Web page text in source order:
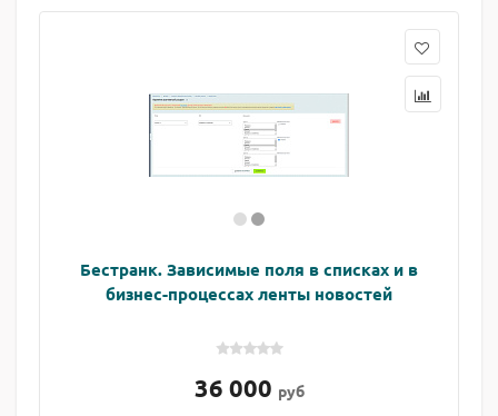
Бестранк. Зависимые поля в списках и в
бизнес-процессах ленты новостей
36 000 руб